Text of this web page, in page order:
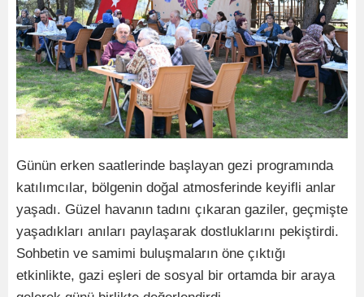
Günün erken saatlerinde başlayan gezi programında
katılımcılar, bölgenin doğal atmosferinde keyifli anlar
yaşadı. Güzel havanın tadını çıkaran gaziler, geçmişte
yaşadıkları anıları paylaşarak dostluklarını pekiştirdi.
Sohbetin ve samimi buluşmaların öne çıktığı
etkinlikte, gazi eşleri de sosyal bir ortamda bir araya